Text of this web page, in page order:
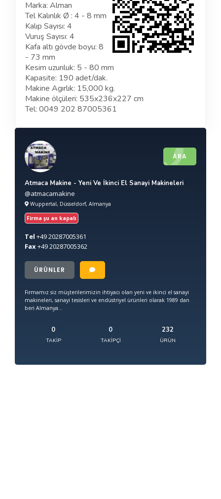
Marka: Alman
Tel Kalınlık Ø : 4 - 8 mm
Kalıp Sayısı: 4
Vuruş Sayısı: 4
Kafa altı gövde boyu: 8
- 73 mm
Kesim uzunluk: 5 - 80 mm
Kapasite: 190 adet/dak.
Makine Agırlık: 15,000 kg.
Makine ölçüleri: 535x236x227 cm
Tel: 0049 202 87005361
ARA
Atmaca Makine - Yeni Ve İkinci El Sanayi Makineleri
@atmacamakine
Wuppertal, Düsseldorf, Almanya
Firma şu an kapalı
Tel +4920287005361
Fax+4920287005362
ÜRÜNLER
Firmamız siz müşterilerimizin ihtiyacı olan yeni ve ikinci el sanayi
makineleri, sanayi tesisleri ve endüstriyel ürünleri olarak 1989 dan
beri Almanya...
0
TAKIP
0
TAKIPÇI
232
ÜRÜN